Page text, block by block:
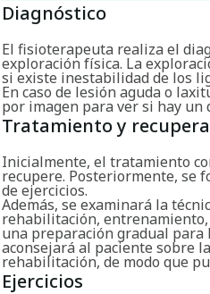
Diagnóstico
El fisioterapeuta realiza el
exploración física. La
si existe inestabilidad de los
En caso de lesión aguda o
por imagen para ver si hay un
Tratamiento y
Inicialmente, el tratamiento
recupere. Posteriormente, se
de ejercicios.
Además, se examinará la
rehabilitación,
una preparación gradual
aconsejará al paciente sobre
rehabilitación, de modo que
Ejercicios